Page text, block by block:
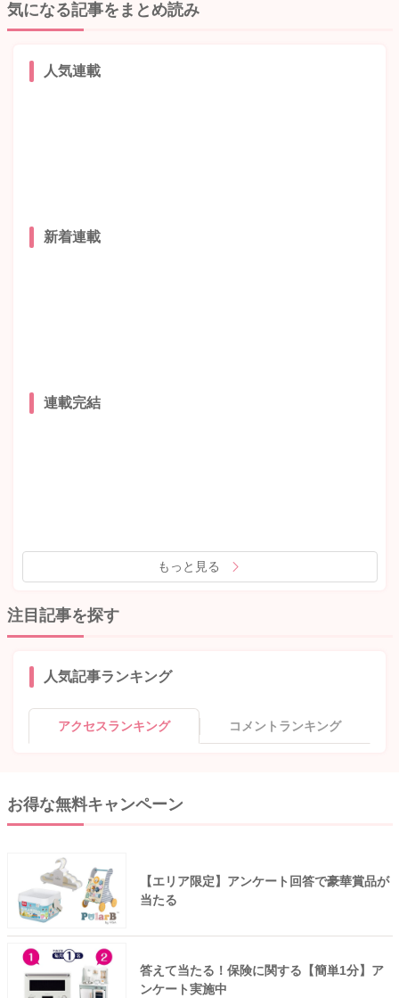
気になる記事をまとめ読み
人気連載
新着連載
連載完結
もっと見る
注目記事を探す
人気記事ランキング
アクセスランキング コメントランキング
お得な無料キャンペーン
【エリア限定】アンケート回答で豪華賞品が
当たる
答えて当たる！保険に関する【簡単1分】ア
ンケート実施中